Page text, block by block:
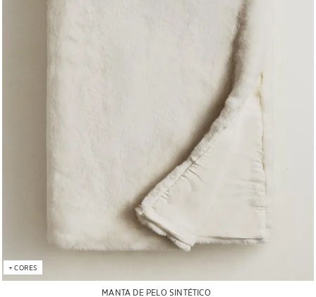
MANTA DE PELO SINTÉTICO
+CORES